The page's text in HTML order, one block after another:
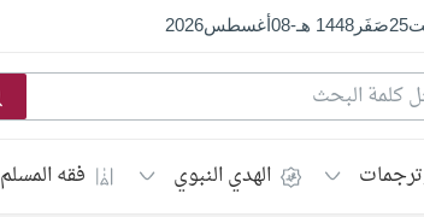
25صَفَر1448 هـ -
08أغسطس2026
الهدي النبوي فقه المسلم